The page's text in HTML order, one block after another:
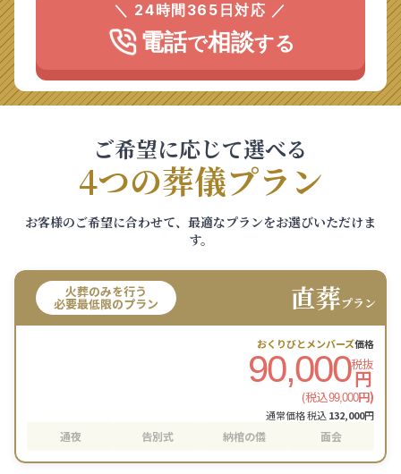
＼ 24時間365日対応 ／
電話で相談する
ご希望に応じて選べる
4つの葬儀プラン
お客様のご希望に合わせて、最適なプランをお選びいただけま
す。
火葬のみを行う
必要最低限のプラン 直葬プラン
おくりびとメンバーズ価格
90,000税抜
円
(税込99,000円)
通常価格 税込132,000円
通夜 告別式 納棺の儀 面会